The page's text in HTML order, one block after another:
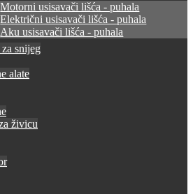
Motorni usisavači lišća - puhala
Električni usisavači lišća - puhala
Aku usisavači lišća - puhala
snijeg
alate
živicu